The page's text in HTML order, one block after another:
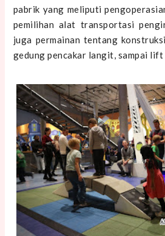
pabrik yang meliputi
pemilihan alat transportasi
juga permainan tentang
gedung pencakar langit, sampai